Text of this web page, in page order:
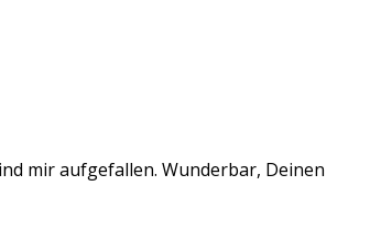
mir aufgefallen. Wunderbar, Deinen